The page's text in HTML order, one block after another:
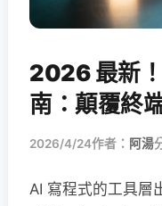
2026 最新
南：顛覆終
2026/4/24作者： 阿湯
AI 寫程式的工具層